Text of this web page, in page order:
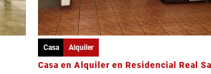
Casa Alquiler